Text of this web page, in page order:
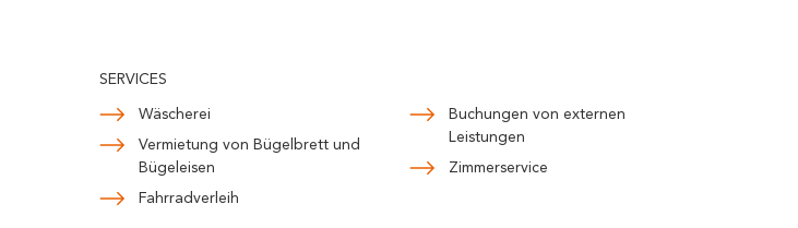
SERVICES
Wäscherei
Vermietung von Bügelbrett und
Bügeleisen
Fahrradverleih
Buchungen von externen
Leistungen
Zimmerservice